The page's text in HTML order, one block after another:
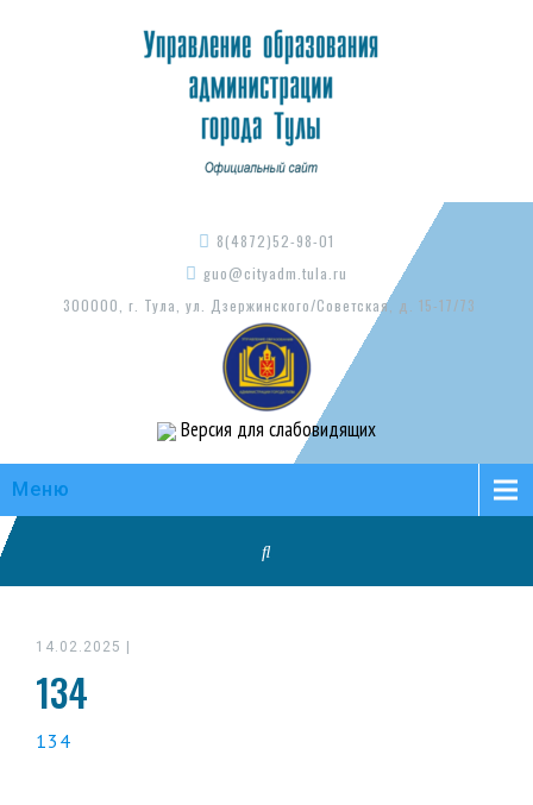
8(4872)52-98-01
guo@cityadm.tula.ru
300000, г. Тула, ул. Дзержинского/Советская, д. 15-17/73
Версия для слабовидящих
Меню
14.02.2025
134
134